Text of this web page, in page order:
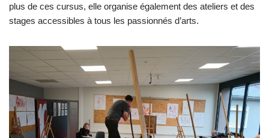
plus de ces cursus, elle organise également des ateliers et des
stages accessibles à tous les passionnés d’arts.